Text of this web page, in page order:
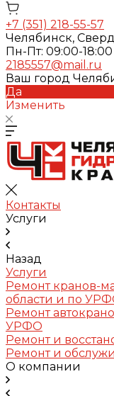
+7 (351) 218-55-57
Челябинск,
Пн-Пт: 09:00-18:00
2185557@mail.ru
Ваш город
Да
Изменить
Контакты
Услуги
Назад
Услуги
Ремонт кранов-
области и по
Ремонт
УРФО
Ремонт и
Ремонт и
О компании